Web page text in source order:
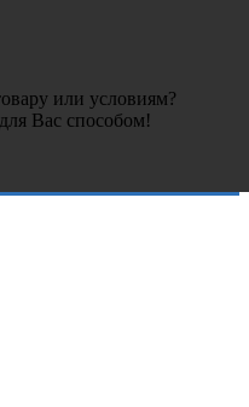
или условиям?
Вас способом!